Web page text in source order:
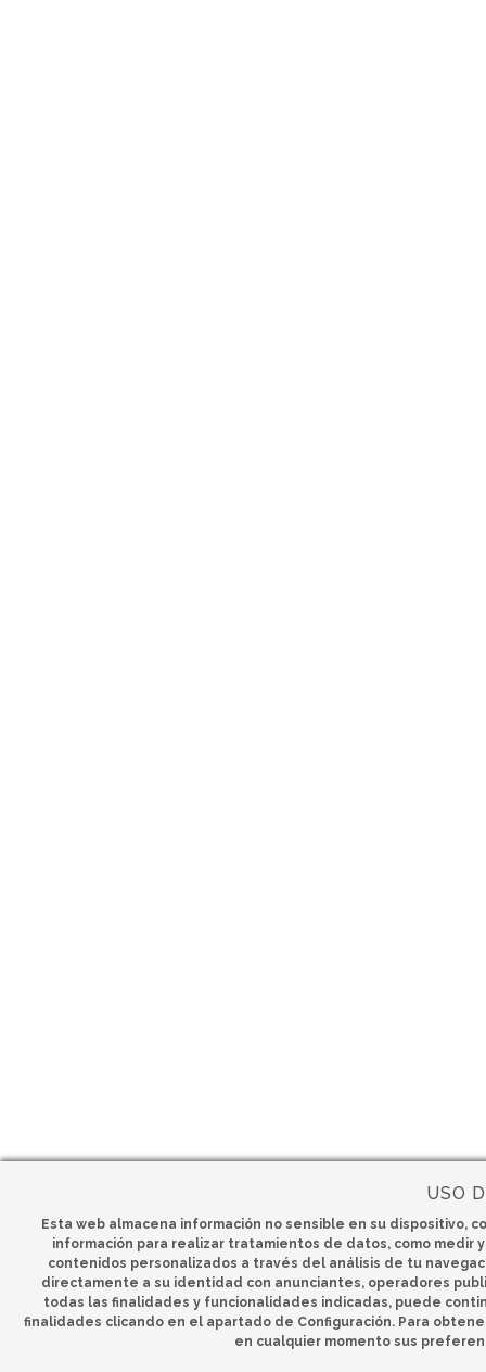
USO
Esta web almacena información no sensible en su dispositivo,
información para realizar tratamientos de datos, como medir
contenidos personalizados a través del análisis de tu
directamente a su identidad con anunciantes, operadores
todas las finalidades y funcionalidades indicadas, puede
finalidades clicando en el apartado de Configuración. Para
en cualquier momento sus